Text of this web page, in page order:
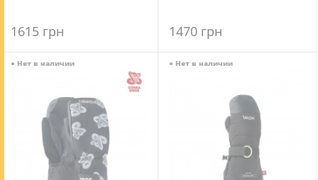
1615 грн 1470 грн
● Нет в наличии ● Нет в наличии